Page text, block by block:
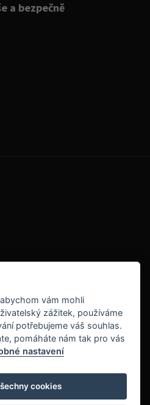
a bezpečně
vám mohli
zážitek, používáme
potřebujeme váš souhlas.
pomáháte nám tak pro vás
nastavení
cookies